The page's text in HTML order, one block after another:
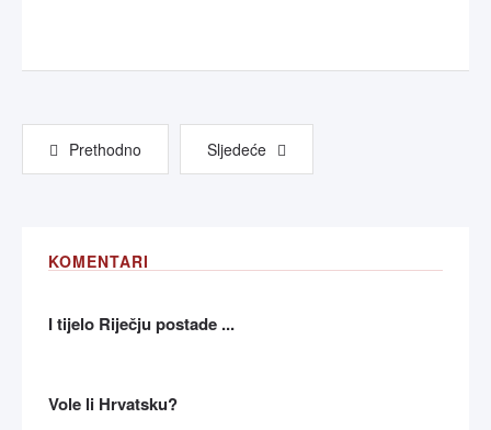
Prethodno Sljedeće
KOMENTARI
I tijelo Riječju postade ...
Vole li Hrvatsku?